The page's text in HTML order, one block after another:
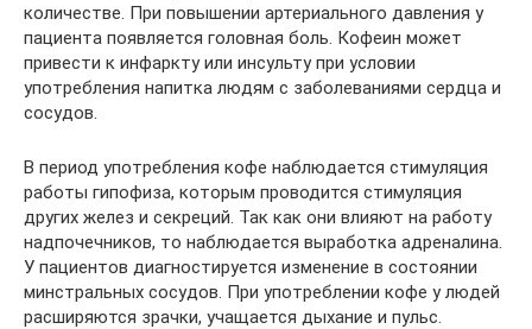
количестве. При повышении артериального давления у
пациента появляется головная боль. Кофеин может
привести к инфаркту или инсульту при условии
употребления напитка людям с заболеваниями сердца и
сосудов.
В период употребления кофе наблюдается стимуляция
работы гипофиза, которым проводится стимуляция
других желез и секреций. Так как они влияют на работу
надпочечников, то наблюдается выработка адреналина.
У пациентов диагностируется изменение в состоянии
минстральных сосудов. При употреблении кофе у людей
расширяются зрачки, учащается дыхание и пульс.